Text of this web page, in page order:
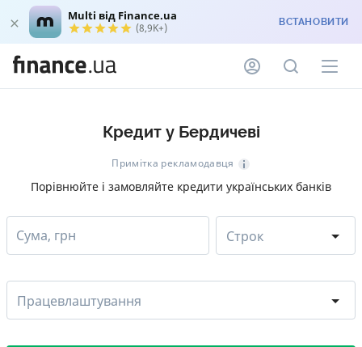
Multi від Finance.ua
(8,9K+) ВСТАНОВИТИ
Кредит у Бердичеві
Примітка рекламодавця
Порівнюйте і замовляйте кредити українських банків
Сума, грн Строк
Працевлаштування